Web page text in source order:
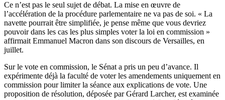
Ce n’est pas le seul sujet de débat. La mise en œuvre de
l’accélération de la procédure parlementaire ne va pas de soi. « La
navette pourrait être simplifiée, je pense même que vous devriez
pouvoir dans les cas les plus simples voter la loi en commission »
affirmait Emmanuel Macron dans son discours de Versailles, en
juillet.
Sur le vote en commission, le Sénat a pris un peu d’avance. Il
expérimente déjà la faculté de voter les amendements uniquement en
commission pour limiter la séance aux explications de vote. Une
proposition de résolution, déposée par Gérard Larcher, est examinée